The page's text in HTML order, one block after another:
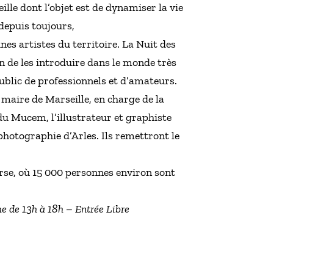
dont l’objet est de dynamiser la vie
toujours,
artistes du territoire. La Nuit des
de les introduire dans le monde très
de professionnels et d’amateurs.
de Marseille, en charge de la
Mucem, l’illustrateur et graphiste
d’Arles. Ils remettront le
où 15 000 personnes environ sont
de 13h à 18h – Entrée Libre